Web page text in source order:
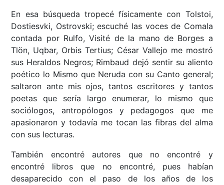
En esa búsqueda tropecé físicamente con Tolstoi,
Dostiesvki, Ostrovski; escuché las voces de Comala
contada por Rulfo, Visité de la mano de Borges a
Tlön, Uqbar, Orbis Tertius; César Vallejo me mostró
sus Heraldos Negros; Rimbaud dejó sentir su aliento
poético lo Mismo que Neruda con su Canto general;
saltaron ante mis ojos, tantos escritores y tantos
poetas que sería largo enumerar, lo mismo que
sociólogos, antropólogos y pedagogos que me
apasionaron y todavía me tocan las fibras del alma
con sus lecturas.
También encontré autores que no encontré y
encontré libros que no encontré, pues habían
desaparecido con el paso de los años de los